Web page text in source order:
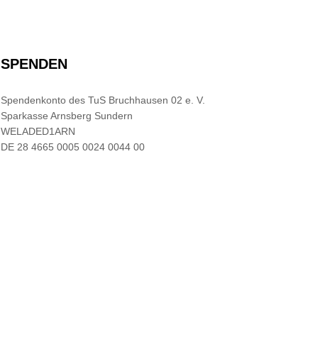
SPENDEN
Spendenkonto des TuS Bruchhausen 02 e. V.
Sparkasse Arnsberg Sundern
WELADED1ARN
DE 28 4665 0005 0024 0044 00